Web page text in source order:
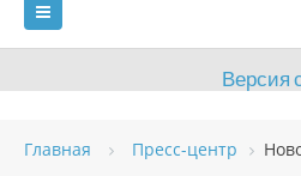
Версия
ГЛАВНАЯ
Главная Пресс-центр